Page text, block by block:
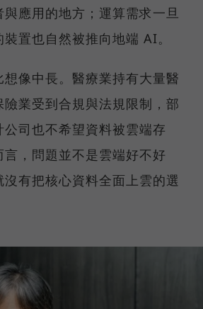
應用的地方；運算需求一旦
置也自然被推向地端 AI。
像中長。醫療業持有大量醫
業受到合規與法規限制，部
司也不希望資料被雲端存
，問題並不是雲端好不好
有把核心資料全面上雲的選